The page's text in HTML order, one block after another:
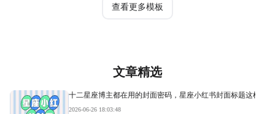
查看更多模板
文章精选
十二星座博主都在用的封面密码，星座小红书封面标题这样写
2026-06-26 18:03:48